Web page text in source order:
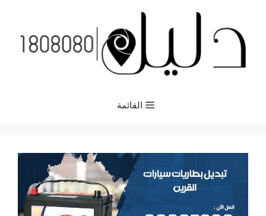
المحتوى
القائمة